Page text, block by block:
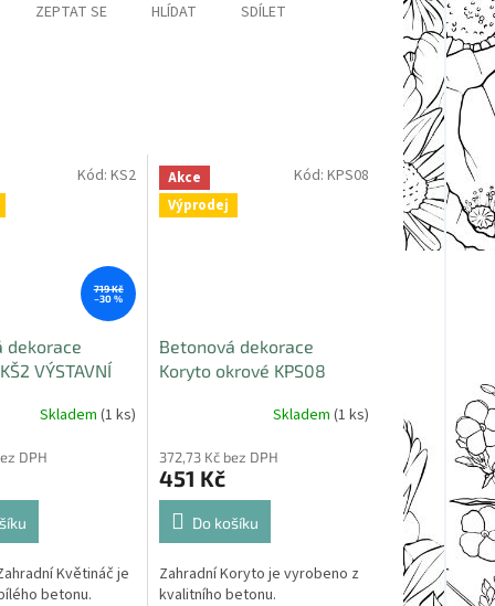
ZEPTAT SE HLÍDAT SDÍLET
719 Kč
–30 %
dekorace
VÝSTAVNÍ
Skladem(1 ks)
DPH
Květináč je
betonu.
Kód:KS2
Akce
Výprodej
Betonová dekorace
Koryto okrové KPS08
Skladem (1 ks)
372,73 Kč bez DPH
451 Kč
Do košíku
Zahradní Koryto je vyrobeno z
kvalitního betonu.
Kód: KPS08